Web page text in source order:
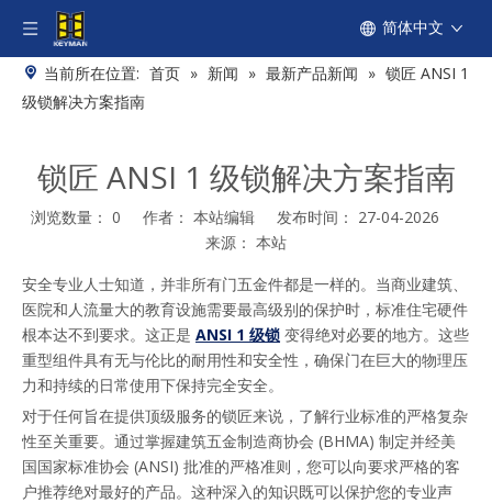
简体中文
当前所在位置: 首页 » 新闻 » 最新产品新闻 » 锁匠 ANSI 1
级锁解决方案指南
锁匠 ANSI 1 级锁解决方案指南
浏览数量： 0 作者： 本站编辑 发布时间： 27-04-2026
来源： 本站
安全专业人士知道，并非所有门五金件都是一样的。当商业建筑、
医院和人流量大的教育设施需要最高级别的保护时，标准住宅硬件
根本达不到要求。这正是 ANSI 1 级锁 变得绝对必要的地方。这些
重型组件具有无与伦比的耐用性和安全性，确保门在巨大的物理压
力和持续的日常使用下保持完全安全。
对于任何旨在提供顶级服务的锁匠来说，了解行业标准的严格复杂
性至关重要。通过掌握建筑五金制造商协会 (BHMA) 制定并经美
国国家标准协会 (ANSI) 批准的严格准则，您可以向要求严格的客
户推荐绝对最好的产品。这种深入的知识既可以保护您的专业声